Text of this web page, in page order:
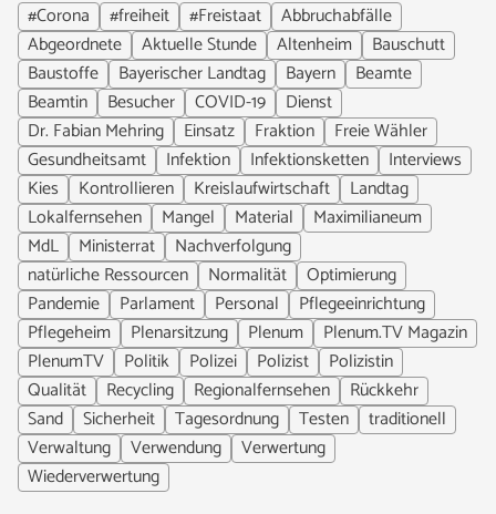
#Corona
#freiheit #Freistaat
Abbruchabfälle
Abgeordnete
Aktuelle Stunde Altenheim
Bauschutt
Baustoffe
Bayerischer Landtag Bayern
Beamte
Beamtin
Besucher COVID-19
Dienst
Dr. Fabian Mehring
Einsatz Fraktion
Freie Wähler
Gesundheitsamt
Infektion Infektionsketten
Interviews
Kies
Kontrollieren Kreislaufwirtschaft
Landtag
Lokalfernsehen
Mangel Material
Maximilianeum
MdL
Ministerrat
Nachverfolgung
natürliche Ressourcen
Normalität
Optimierung
Pandemie
Parlament Personal
Pflegeeinrichtung
Pflegeheim
Plenarsitzung Plenum
Plenum.TV Magazin
PlenumTV
Politik Polizei Polizist
Polizistin
Qualität
Recycling Regionalfernsehen
Rückkehr
Sand
Sicherheit Tagesordnung Testen
traditionell
Verwaltung
Verwendung
Verwertung
Wiederverwertung